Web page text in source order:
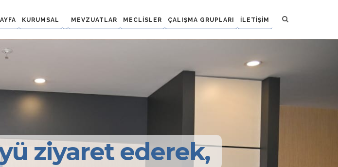
KURUMSAL MEVZUATLAR MECLİSLER ÇALIŞMA GRUPLARI İLETİŞİM
ziyaret ederek,